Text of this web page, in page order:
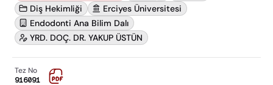
Diş Hekimliği
Erciyes Üniversitesi
Endodonti Ana Bilim Dalı
YRD. DOÇ. DR. YAKUP ÜSTÜN
Tez No
916091